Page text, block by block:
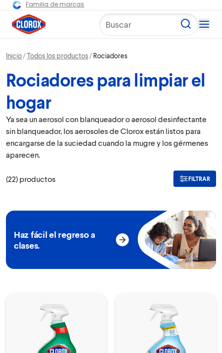
Familia de marcas
Buscar
Inicio Todos los productos Rociadores
Rociadores para limpiar el
hogar
Ya sea un aerosol con blanqueador o aerosol desinfectante
sin blanqueador, los aerosoles de Clorox están listos para
encargarse de la suciedad cuando la mugre y los gérmenes
aparecen.
(22) productos FILTRAR
Haz fácil el regreso a
clases.